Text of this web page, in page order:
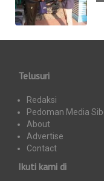
Telusuri
Redaksi
Pedoman Media
About
Advertise
Contact
Ikuti kami di